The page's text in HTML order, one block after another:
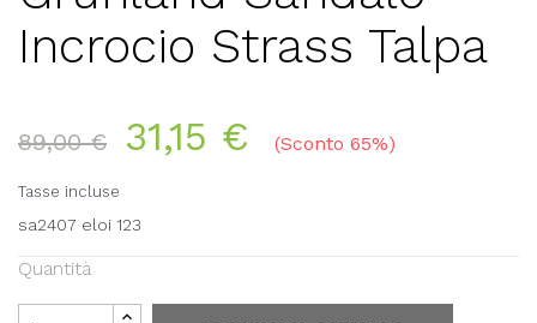
Incrocio Strass Talpa
89,00 € 31,15 € Sconto 65%
Tasse incluse
sa2407 eloi 123
Quantità